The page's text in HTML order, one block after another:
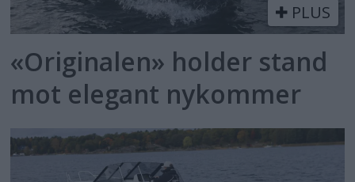
PLUS
«Originalen» holder stand
mot elegant nykommer